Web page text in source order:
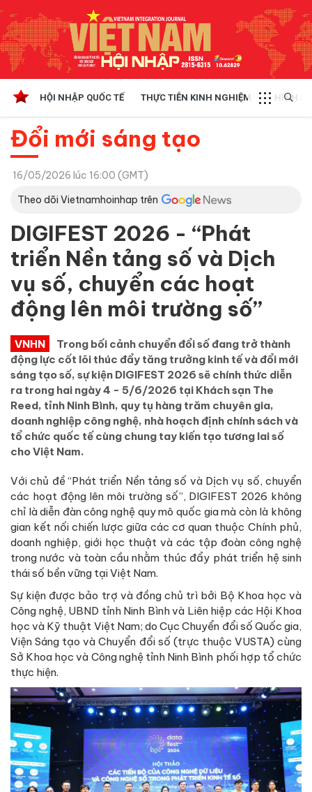
HỘI NHẬP QUỐC TẾ THỰC TIỄN KINH NGHIỆM CHÍNH
Đổi mới sáng tạo
16/05/2026 lúc 16:00 (GMT)
Theo dõi Vietnamhoinhap trên
DIGIFEST 2026 - “Phát
triển Nền tảng số và Dịch
vụ số, chuyển các hoạt
động lên môi trường số”
VNHN
Trong bối cảnh chuyển đổi số đang trở thành
động lực cốt lõi thúc đẩy tăng trưởng kinh tế và đổi mới
sáng tạo số, sự kiện DIGIFEST 2026 sẽ chính thức diễn
ra trong hai ngày 4 - 5/6/2026 tại Khách sạn The
Reed, tỉnh Ninh Bình, quy tụ hàng trăm chuyên gia,
doanh nghiệp công nghệ, nhà hoạch định chính sách và
tổ chức quốc tế cùng chung tay kiến tạo tương lai số
cho Việt Nam.
Với chủ đề “Phát triển Nền tảng số và Dịch vụ số, chuyển
các hoạt động lên môi trường số”, DIGIFEST 2026 không
chỉ là diễn đàn công nghệ quy mô quốc gia mà còn là không
gian kết nối chiến lược giữa các cơ quan thuộc Chính phủ,
doanh nghiệp, giới học thuật và các tập đoàn công nghệ
trong nước và toàn cầu nhằm thúc đẩy phát triển hệ sinh
thái số bền vững tại Việt Nam.
Sự kiện được bảo trợ và đồng chủ trì bởi Bộ Khoa học và
Công nghệ, UBND tỉnh Ninh Bình và Liên hiệp các Hội Khoa
học và Kỹ thuật Việt Nam; do Cục Chuyển đổi số Quốc gia,
Viện Sáng tạo và Chuyển đổi số (trực thuộc VUSTA) cùng
Sở Khoa học và Công nghệ tỉnh Ninh Bình phối hợp tổ chức
thực hiện.